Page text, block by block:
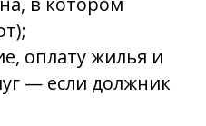
оплату жилья и
— если должник